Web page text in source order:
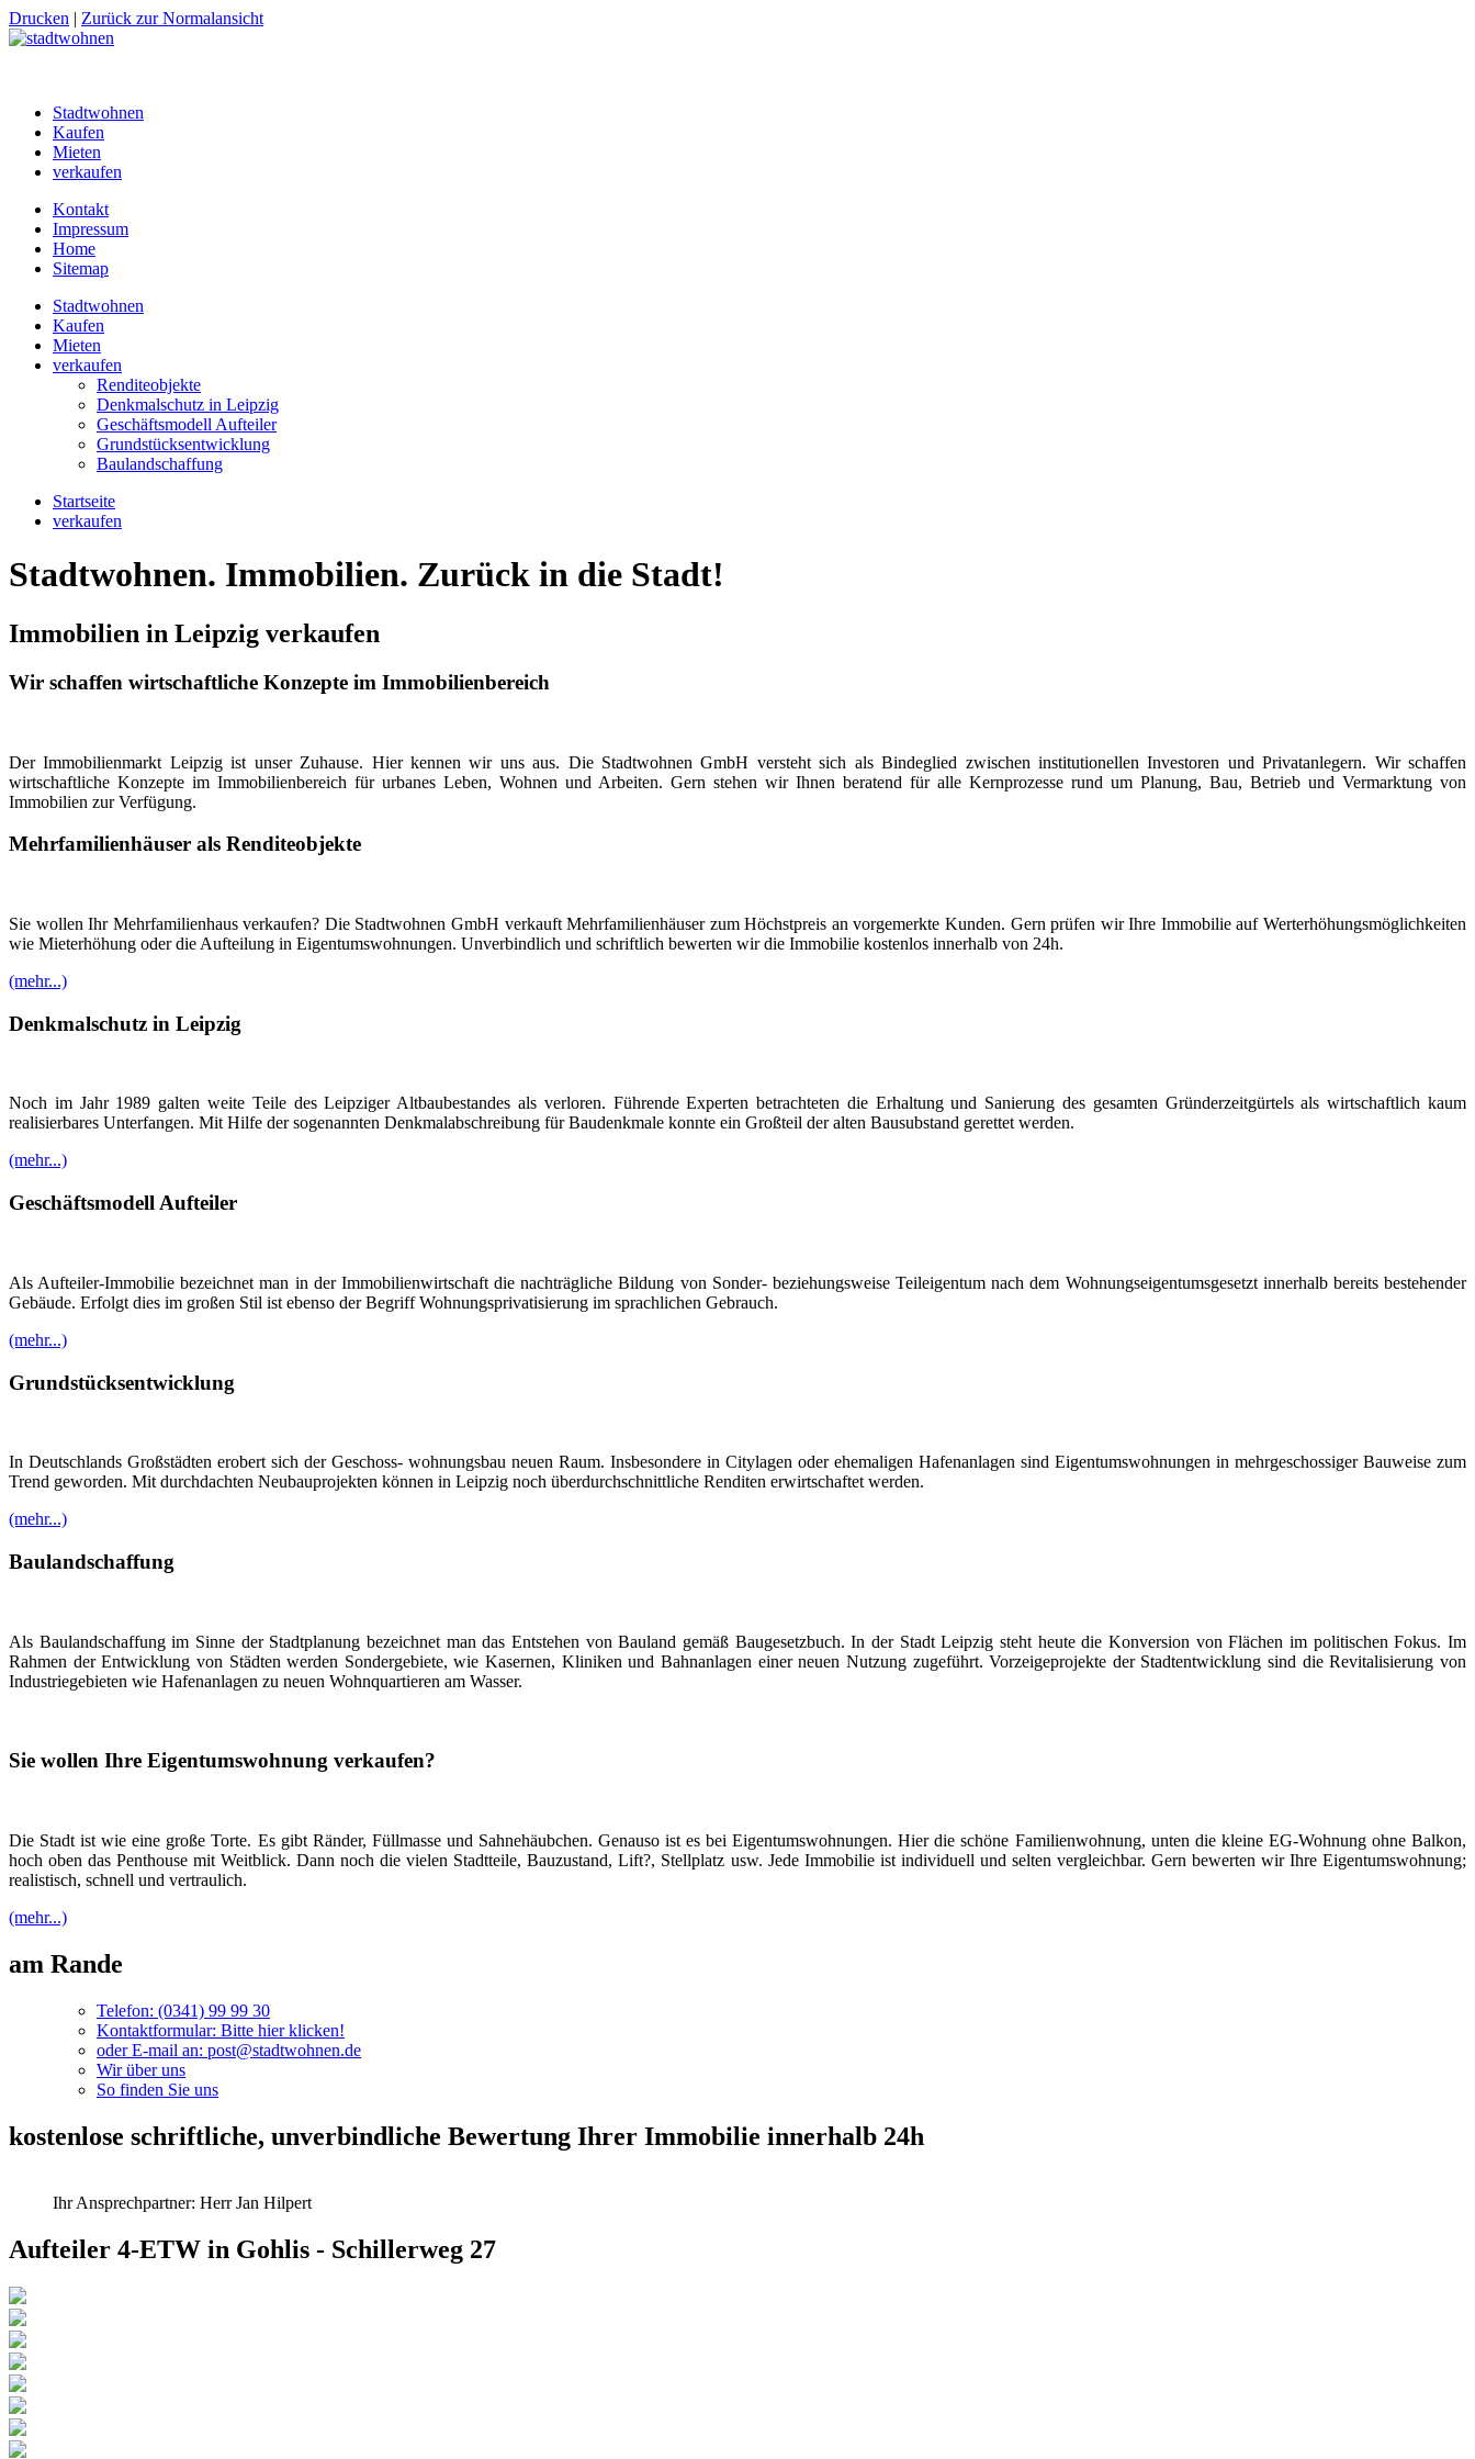
Drucken | Zurück zur Normalansicht
Stadtwohnen
Kaufen
Mieten
verkaufen
Kontakt
Impressum
Home
Sitemap
Stadtwohnen
Kaufen
Mieten
verkaufen
Renditeobjekte
Denkmalschutz in Leipzig
Geschäftsmodell Aufteiler
Grundstücksentwicklung
Baulandschaffung
Startseite
verkaufen
Stadtwohnen. Immobilien. Zurück in die Stadt!
Immobilien in Leipzig verkaufen
Wir schaffen wirtschaftliche Konzepte im Immobilienbereich
Der Immobilienmarkt Leipzig ist unser Zuhause. Hier kennen wir uns aus. Die Stadtwohnen GmbH versteht sich als Bindeglied zwischen institutionellen Investoren und Privatanlegern. Wir schaffen
wirtschaftliche Konzepte im Immobilienbereich für urbanes Leben, Wohnen und Arbeiten. Gern stehen wir Ihnen beratend für alle Kernprozesse rund um Planung, Bau, Betrieb und Vermarktung von
Immobilien zur Verfügung.
Mehrfamilienhäuser als Renditeobjekte
Sie wollen Ihr Mehrfamilienhaus verkaufen? Die Stadtwohnen GmbH verkauft Mehrfamilienhäuser zum Höchstpreis an vorgemerkte Kunden. Gern prüfen wir Ihre Immobilie auf Werterhöhungsmöglichkeiten
wie Mieterhöhung oder die Aufteilung in Eigentumswohnungen. Unverbindlich und schriftlich bewerten wir die Immobilie kostenlos innerhalb von 24h.
(mehr...)
Denkmalschutz in Leipzig
Noch im Jahr 1989 galten weite Teile des Leipziger Altbaubestandes als verloren. Führende Experten betrachteten die Erhaltung und Sanierung des gesamten Gründerzeitgürtels als wirtschaftlich kaum
realisierbares Unterfangen. Mit Hilfe der sogenannten Denkmalabschreibung für Baudenkmale konnte ein Großteil der alten Bausubstand gerettet werden.
(mehr...)
Geschäftsmodell Aufteiler
Als Aufteiler-Immobilie bezeichnet man in der Immobilienwirtschaft die nachträgliche Bildung von Sonder- beziehungsweise Teileigentum nach dem Wohnungseigentumsgesetzt innerhalb bereits bestehender
Gebäude. Erfolgt dies im großen Stil ist ebenso der Begriff Wohnungsprivatisierung im sprachlichen Gebrauch.
(mehr...)
Grundstücksentwicklung
In Deutschlands Großstädten erobert sich der Geschoss- wohnungsbau neuen Raum. Insbesondere in Citylagen oder ehemaligen Hafenanlagen sind Eigentumswohnungen in mehrgeschossiger Bauweise zum
Trend geworden. Mit durchdachten Neubauprojekten können in Leipzig noch überdurchschnittliche Renditen erwirtschaftet werden.
(mehr...)
Baulandschaffung
Als Baulandschaffung im Sinne der Stadtplanung bezeichnet man das Entstehen von Bauland gemäß Baugesetzbuch. In der Stadt Leipzig steht heute die Konversion von Flächen im politischen Fokus. Im
Rahmen der Entwicklung von Städten werden Sondergebiete, wie Kasernen, Kliniken und Bahnanlagen einer neuen Nutzung zugeführt. Vorzeigeprojekte der Stadtentwicklung sind die Revitalisierung von
Industriegebieten wie Hafenanlagen zu neuen Wohnquartieren am Wasser.
Sie wollen Ihre Eigentumswohnung verkaufen?
Die Stadt ist wie eine große Torte. Es gibt Ränder, Füllmasse und Sahnehäubchen. Genauso ist es bei Eigentumswohnungen. Hier die schöne Familienwohnung, unten die kleine EG-Wohnung ohne Balkon,
hoch oben das Penthouse mit Weitblick. Dann noch die vielen Stadtteile, Bauzustand, Lift?, Stellplatz usw. Jede Immobilie ist individuell und selten vergleichbar. Gern bewerten wir Ihre Eigentumswohnung;
realistisch, schnell und vertraulich.
(mehr...)
am Rande
Telefon: (0341) 99 99 30
Kontaktformular: Bitte hier klicken!
oder E-mail an: post@stadtwohnen.de
Wir über uns
So finden Sie uns
kostenlose schriftliche, unverbindliche Bewertung Ihrer Immobilie innerhalb 24h
Ihr Ansprechpartner: Herr Jan Hilpert
Aufteiler 4-ETW in Gohlis - Schillerweg 27